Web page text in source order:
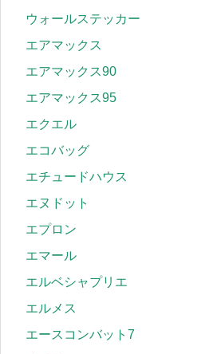
ウォールステッカー
エアマックス
エアマックス90
エアマックス95
エクエル
エコバッグ
エチュードハウス
エヌドット
エプロン
エマール
エルベシャプリエ
エルメス
エースコンバット7